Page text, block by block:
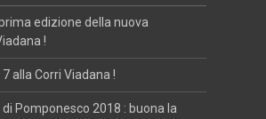
edizione della nuova
!
7 alla Corri Viadana !
di Pomponesco 2018 : buona la